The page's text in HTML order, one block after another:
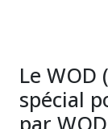
Le
spécial
par